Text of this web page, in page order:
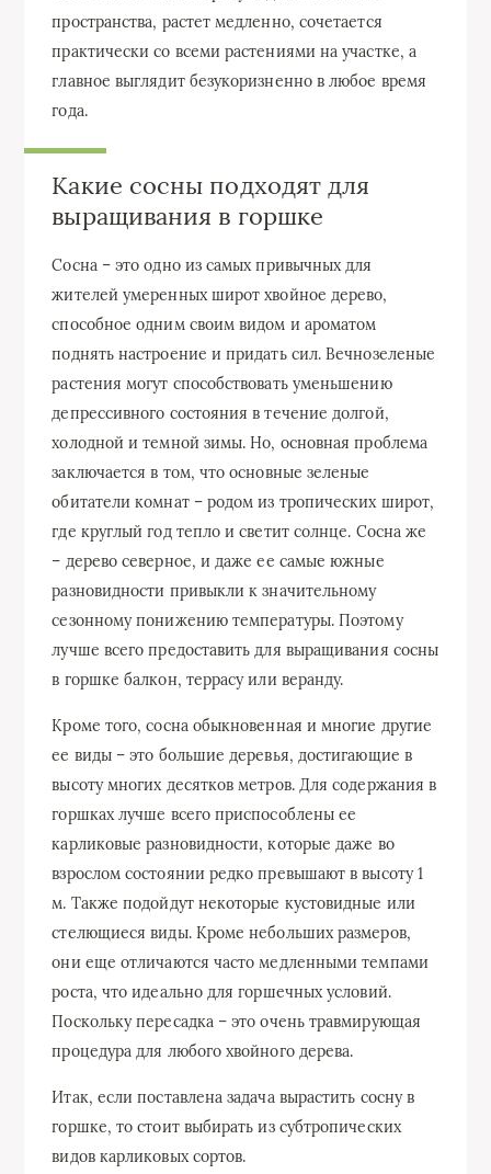
пространства, растет медленно, сочетается
практически со всеми растениями на участке, а
главное выглядит безукоризненно в любое время
года.
Какие сосны подходят для
выращивания в горшке
Сосна – это одно из самых привычных для
жителей умеренных широт хвойное дерево,
способное одним своим видом и ароматом
поднять настроение и придать сил. Вечнозеленые
растения могут способствовать уменьшению
депрессивного состояния в течение долгой,
холодной и темной зимы. Но, основная проблема
заключается в том, что основные зеленые
обитатели комнат – родом из тропических широт,
где круглый год тепло и светит солнце. Сосна же
– дерево северное, и даже ее самые южные
разновидности привыкли к значительному
сезонному понижению температуры. Поэтому
лучше всего предоставить для выращивания сосны
в горшке балкон, террасу или веранду.
Кроме того, сосна обыкновенная и многие другие
ее виды – это большие деревья, достигающие в
высоту многих десятков метров. Для содержания в
горшках лучше всего приспособлены ее
карликовые разновидности, которые даже во
взрослом состоянии редко превышают в высоту 1
м. Также подойдут некоторые кустовидные или
стелющиеся виды. Кроме небольших размеров,
они еще отличаются часто медленными темпами
роста, что идеально для горшечных условий.
Поскольку пересадка – это очень травмирующая
процедура для любого хвойного дерева.
Итак, если поставлена задача вырастить сосну в
горшке, то стоит выбирать из субтропических
видов карликовых сортов.